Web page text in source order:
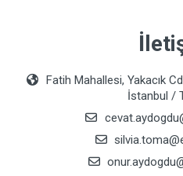
Fatih Mahallesi, Yakacık
İstanbul /